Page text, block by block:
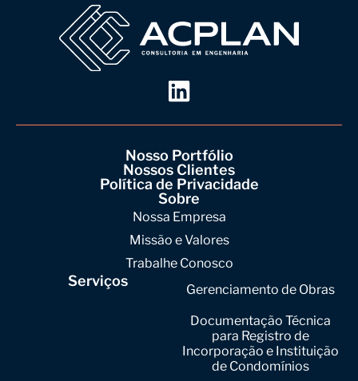
Nosso Portfólio
Nossos Clientes
Política de Privacidade
Sobre
Nossa Empresa
Missão e Valores
Trabalhe Conosco
Serviços
Gerenciamento de Obras
Documentação Técnica
para Registro de
Incorporação e Instituição
de Condomínios